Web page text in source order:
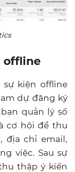
offline
kiện offline
dự đăng ký
quản lý số
cơ hội để thu
địa chỉ email,
việc. Sau sự
thập ý kiến